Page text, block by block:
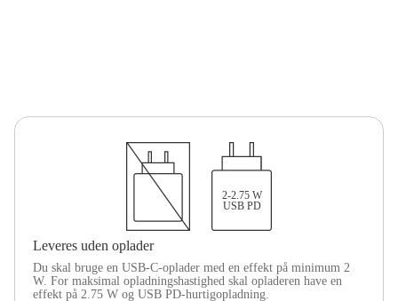
2-2.75 W
USB PD
Leveres uden oplader
Du skal bruge en USB-C-oplader med en effekt på minimum 2
W. For maksimal opladningshastighed skal opladeren have en
effekt på 2.75 W og USB PD-hurtigopladning.